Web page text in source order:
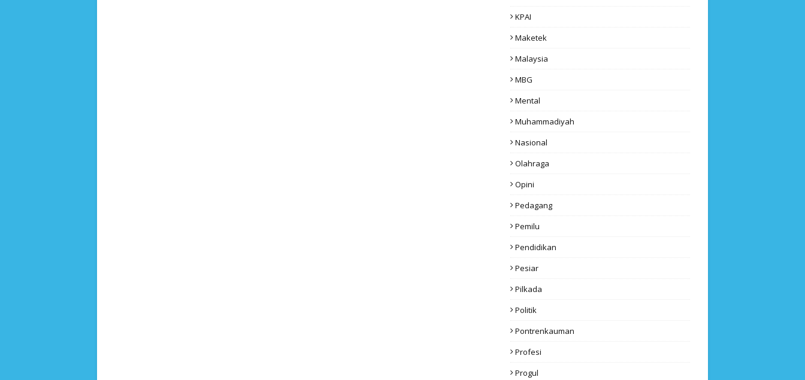
KPAI
Maketek
Malaysia
MBG
Mental
Muhammadiyah
Nasional
Olahraga
Opini
Pedagang
Pemilu
Pendidikan
Pesiar
Pilkada
Politik
Pontrenkauman
Profesi
Progul